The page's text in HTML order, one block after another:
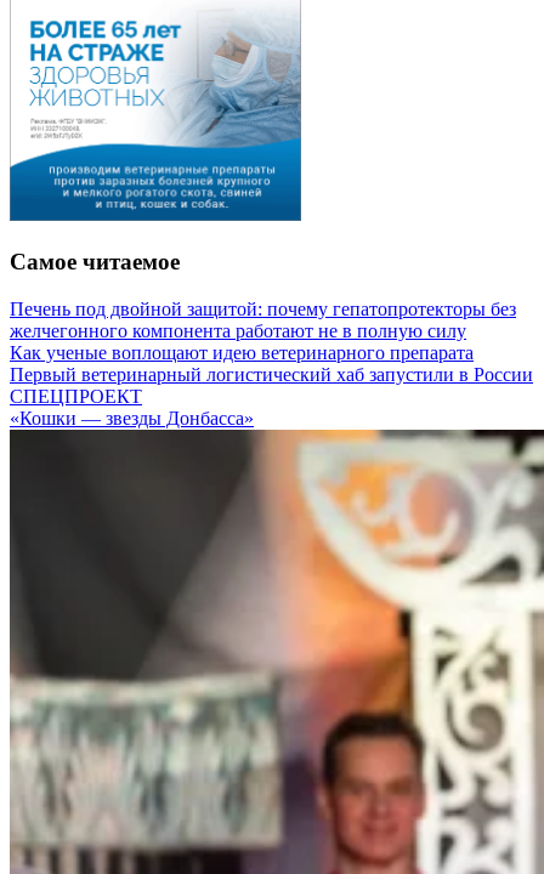
Самое читаемое
Печень под двойной защитой: почему гепатопротекторы без
желчегонного компонента работают не в полную силу
Как ученые воплощают идею ветеринарного препарата
Первый ветеринарный логистический хаб запустили в России
СПЕЦПРОЕКТ
«Кошки — звезды Донбасса»